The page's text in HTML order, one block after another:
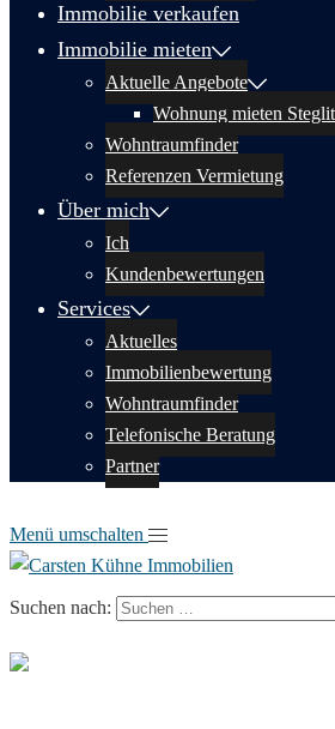
Immobilie verkaufen
Immobilie mieten
Aktuelle Angebote
Wohnung mieten
Wohntraumfinder
Referenzen Vermietung
Über mich
Ich
Kundenbewertungen
Services
Aktuelles
Immobilien­bewertung
Wohntraumfinder
Telefonische Beratung
Partner
Menü umschalten
Suchen nach: